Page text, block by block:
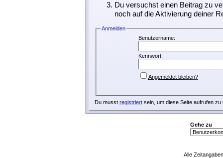
Du versuchst einen Beitrag zu
noch auf die Aktivierung deiner
Anmelden
Benutzername:
Kennwort:
Angemeldet bleiben?
Du musst registriertsein, um diese Seite aufrufen zu
Gehe zu
Alle